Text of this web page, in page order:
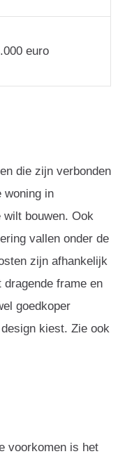
euro
die zijn verbonden
woning in
wilt bouwen. Ook
vallen onder de
zijn afhankelijk
frame en
goedkoper
kiest. Zie ook
voorkomen is het